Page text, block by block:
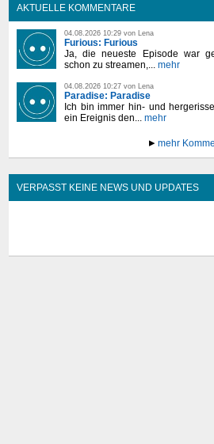
AKTUELLE KOMMENTARE
04.08.2026 10:29 von Lena
Furious: Furious
Ja, die neueste Episode war
schon zu streamen,... mehr
04.08.2026 10:27 von Lena
Paradise: Paradise
Ich bin immer hin- und
ein Ereignis den... mehr
mehr
VERPASST KEINE NEWS UND UPDATES